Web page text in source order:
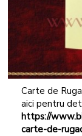
Carte de
aici pentru
https://
carte-de-